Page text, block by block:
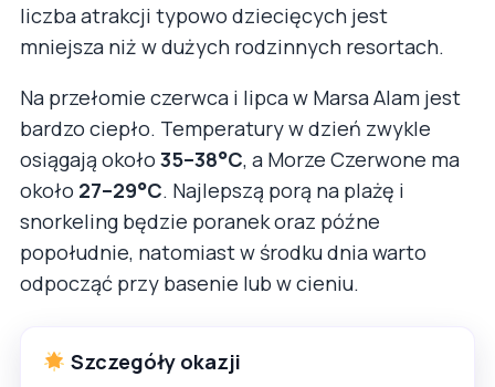
liczba atrakcji typowo dziecięcych jest
mniejsza niż w dużych rodzinnych resortach.
Na przełomie czerwca i lipca w Marsa Alam jest
bardzo ciepło. Temperatury w dzień zwykle
osiągają około 35–38°C, a Morze Czerwone ma
około 27–29°C. Najlepszą porą na plażę i
snorkeling będzie poranek oraz późne
popołudnie, natomiast w środku dnia warto
odpocząć przy basenie lub w cieniu.
Szczegóły okazji